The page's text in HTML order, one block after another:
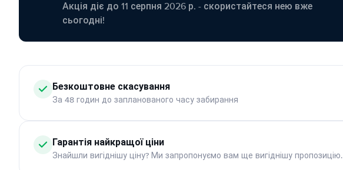
Акція діє до 11 серпня 2026 р. - скористайтеся нею вже
сьогодні!
Безкоштовне скасування
За 48 годин до запланованого часу забирання
Гарантія найкращої ціни
Знайшли вигіднішу ціну? Ми запропонуємо вам ще вигіднішу пропозицію.